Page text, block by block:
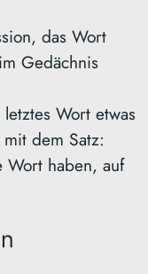
das Wort
Gedächnis
Wort etwas
dem Satz:
Wort haben, auf